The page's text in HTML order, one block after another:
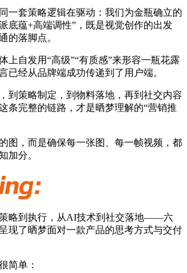
一套策略逻辑在驱动：我们为金瓶确立的
底蕴+高端调性”，既是视觉创作的出发
的落脚点。
上自发用“高级”“有质感”来形容一瓶花露
已经从品牌端成功传递到了用户端。
到策略制定，到物料落地，再到社交内容
完整的链路，才是晒梦理解的“营销推
图，而是确保每一张图、每一帧视频，都
加分。
略到执行，从AI技术到社交落地——六
现了晒梦面对一款产品的思考方式与交付
简单：